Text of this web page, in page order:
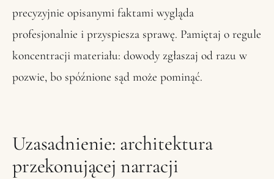
precyzyjnie opisanymi faktami wygląda
profesjonalnie i przyspiesza sprawę. Pamiętaj o regule
koncentracji materiału: dowody zgłaszaj od razu w
pozwie, bo spóźnione sąd może pominąć.
Uzasadnienie: architektura
przekonującej narracji